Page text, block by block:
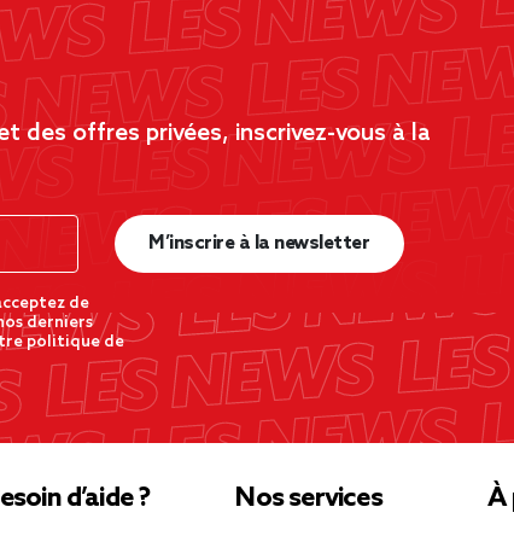
des offres privées, inscrivez-vous à la
de
derniers
politique de
M’inscrire à la newsletter
d’aide ? Nos services À